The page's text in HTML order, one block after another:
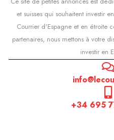
et suisses qui souhaitent investir
Courrier d'Espagne et en étroite
partenaires, nous mettons à votre
investir en
+34 695